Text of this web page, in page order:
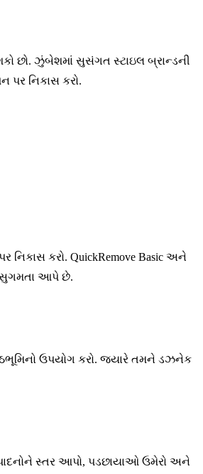
છો. ઝુંબેશમાં સુસંગત સ્ટાઇલ બ્રાન્ડની
પર નિકાસ કરો.
કરો. QuickRemove Basic અને
સુગમતા આપે છે.
ઉપયોગ કરો. જ્યારે તમને ડઝનેક
સ્તર આપો, પડછાયાઓ ઉમેરો અને